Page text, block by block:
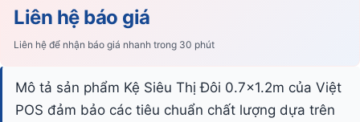
Liên hệ báo giá
Liên hệ để nhận báo giá nhanh trong 30 phút
Mô tả sản phẩm Kệ Siêu Thị Đôi 0.7x1.2m của Việt
POS đảm bảo các tiêu chuẩn chất lượng dựa trên